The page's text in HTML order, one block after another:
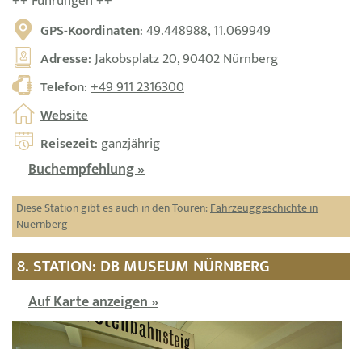
GPS-Koordinaten: 49.448988, 11.069949
Adresse: Jakobsplatz 20, 90402 Nürnberg
Telefon:+49 911 2316300
Website
Reisezeit: ganzjährig
Buchempfehlung »
Diese Station gibt es auch in den Touren:Fahrzeuggeschichte in
Nuernberg
8. STATION: DB MUSEUM NÜRNBERG
Auf Karte anzeigen »